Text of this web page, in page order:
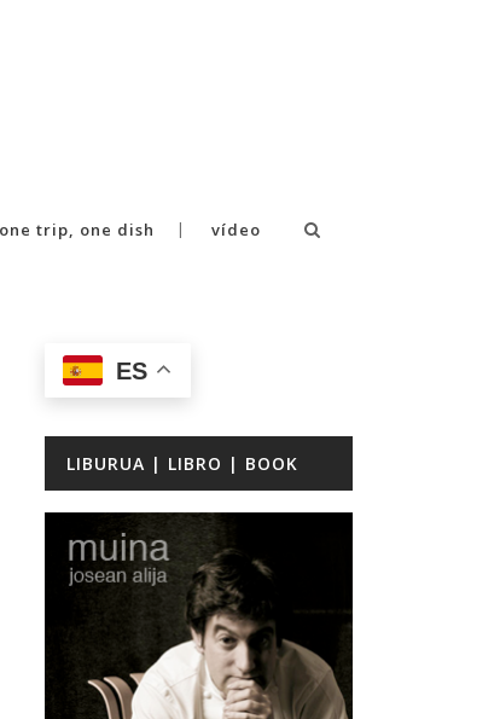
one trip, one dish vídeo
ES
LIBURUA | LIBRO | BOOK